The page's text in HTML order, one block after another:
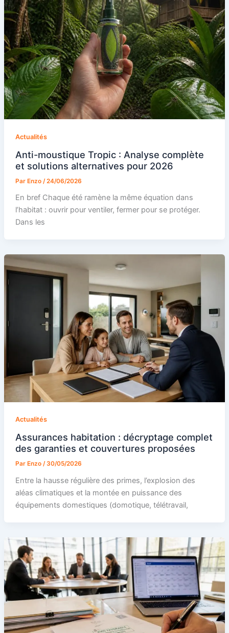
Actualités
Anti-moustique Tropic : Analyse complète
et solutions alternatives pour 2026
Par Enzo /24/06/2026
En bref Chaque été ramène la même équation dans
l’habitat : ouvrir pour ventiler, fermer pour se protéger.
Dans les
Actualités
Assurances habitation : décryptage complet
des garanties et couvertures proposées
Par Enzo / 30/05/2026
Entre la hausse régulière des primes, l’explosion des
aléas climatiques et la montée en puissance des
équipements domestiques (domotique, télétravail,